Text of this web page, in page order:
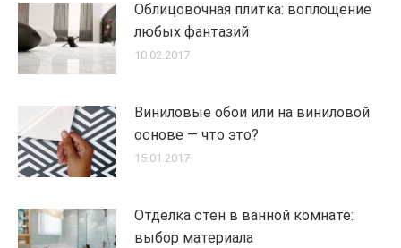
Облицовочная плитка: воплощение
любых фантазий
10.02.2017
Виниловые обои или на виниловой
основе — что это?
15.01.2017
Отделка стен в ванной комнате:
выбор материала